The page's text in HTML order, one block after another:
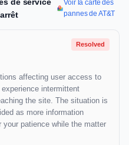
de service
Voir la carte des
pannes de AT&T
Resolved
affecting user access to
intermittent
the site. The situation is
as more information
patience while the matter